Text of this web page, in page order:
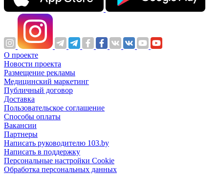
О проекте
Новости проекта
Размещение рекламы
Медицинский маркетинг
Публичный договор
Доставка
Пользовательское соглашение
Способы оплаты
Вакансии
Партнеры
Написать руководителю 103.by
Написать в поддержку
Персональные настройки Cookie
Обработка персональных данных